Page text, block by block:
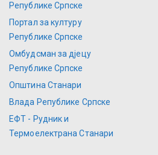
Републике Српске
Портал за културу
Републике Српске
Омбудсман за дјецу
Републике Српске
Општина Станари
Влада Републике Српске
ЕФТ - Рудник и
Термоелектрана Станари